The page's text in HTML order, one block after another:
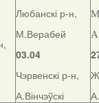
Любанскі р-н,
М.Верабей
03.04
Чэрвенскі р-н,
А.Вінчэўскі